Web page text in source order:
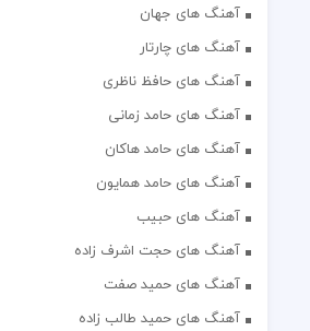
آهنگ های جهان
آهنگ های چارتار
آهنگ های حافظ ناظری
آهنگ های حامد زمانی
آهنگ های حامد هاکان
آهنگ های حامد همایون
آهنگ های حبیب
آهنگ های حجت اشرف زاده
آهنگ های حمید صفت
آهنگ های حمید طالب زاده